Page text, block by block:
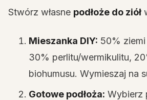
Stwórz własne podłoże do ziół
Mieszanka DIY: 50%
30% perlitu/wermikulitu,
biohumusu. Wymieszaj na
Gotowe podłoża: Wybierz